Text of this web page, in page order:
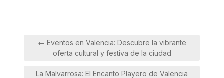
Navegación
← Eventos en Valencia: Descubre la vibrante
oferta cultural y festiva de la ciudad
La Malvarrosa: El Encanto Playero de Valencia